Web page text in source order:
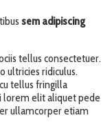
sem adipiscing
tellus consectetuer.
ultricies ridiculus.
tellus fringilla
lorem elit aliquet pede
ullamcorper etiam